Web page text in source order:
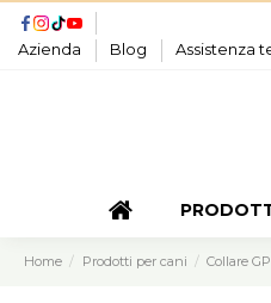
Azienda Blog Assistenza
Home Prodotti per cani Collare